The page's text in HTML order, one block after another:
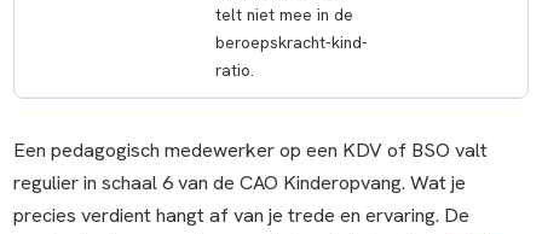
telt niet mee in de
beroepskracht-kind-
ratio.
Een pedagogisch medewerker op een KDV of BSO valt
regulier in schaal 6 van de CAO Kinderopvang. Wat je
precies verdient hangt af van je trede en ervaring. De